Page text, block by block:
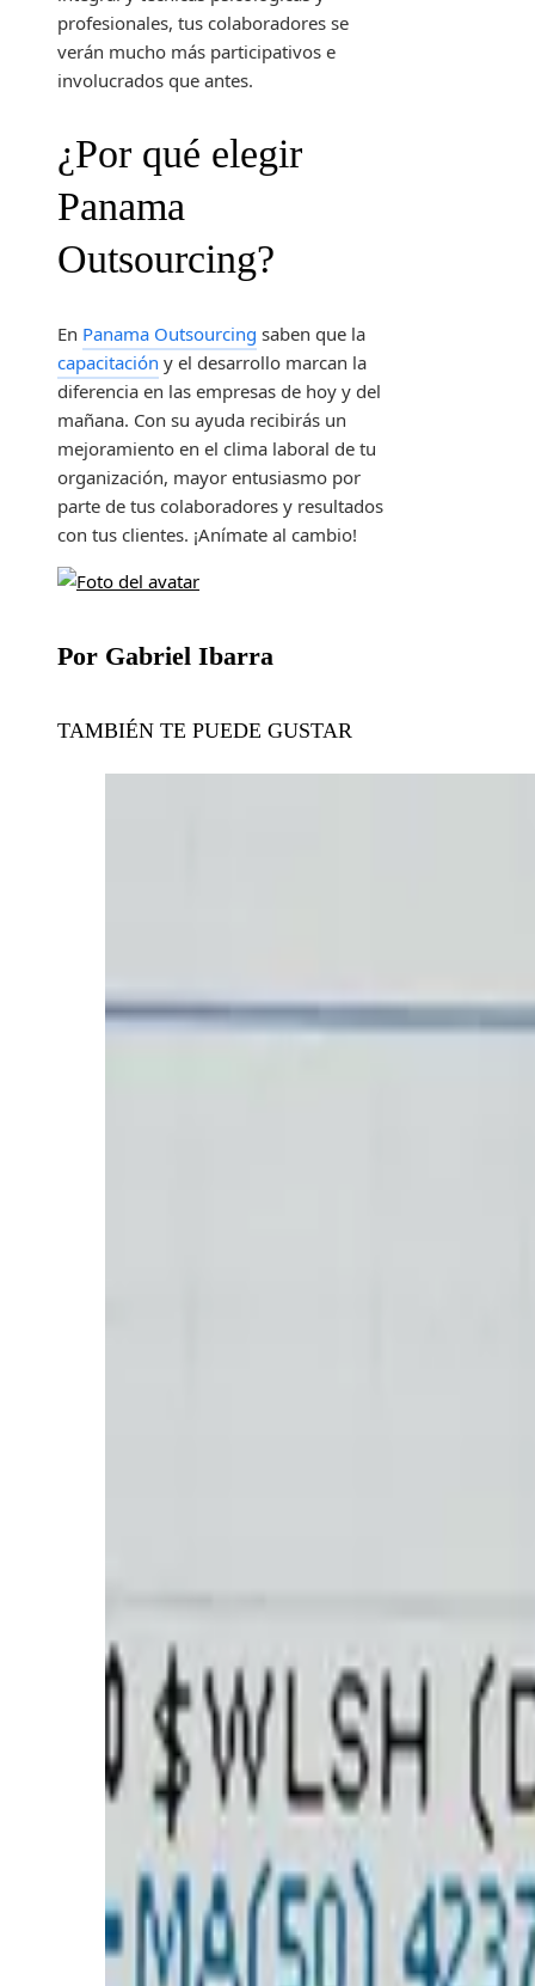
profesionales, tus colaboradores se
verán mucho más participativos e
involucrados que antes.
¿Por qué elegir
Panama
Outsourcing?
En Panama Outsourcing saben que la
capacitación y el desarrollo marcan la
diferencia en las empresas de hoy y del
mañana. Con su ayuda recibirás un
mejoramiento en el clima laboral de tu
organización, mayor entusiasmo por
parte de tus colaboradores y resultados
con tus clientes. ¡Anímate al cambio!
Por Gabriel Ibarra
TAMBIÉN TE PUEDE GUSTAR